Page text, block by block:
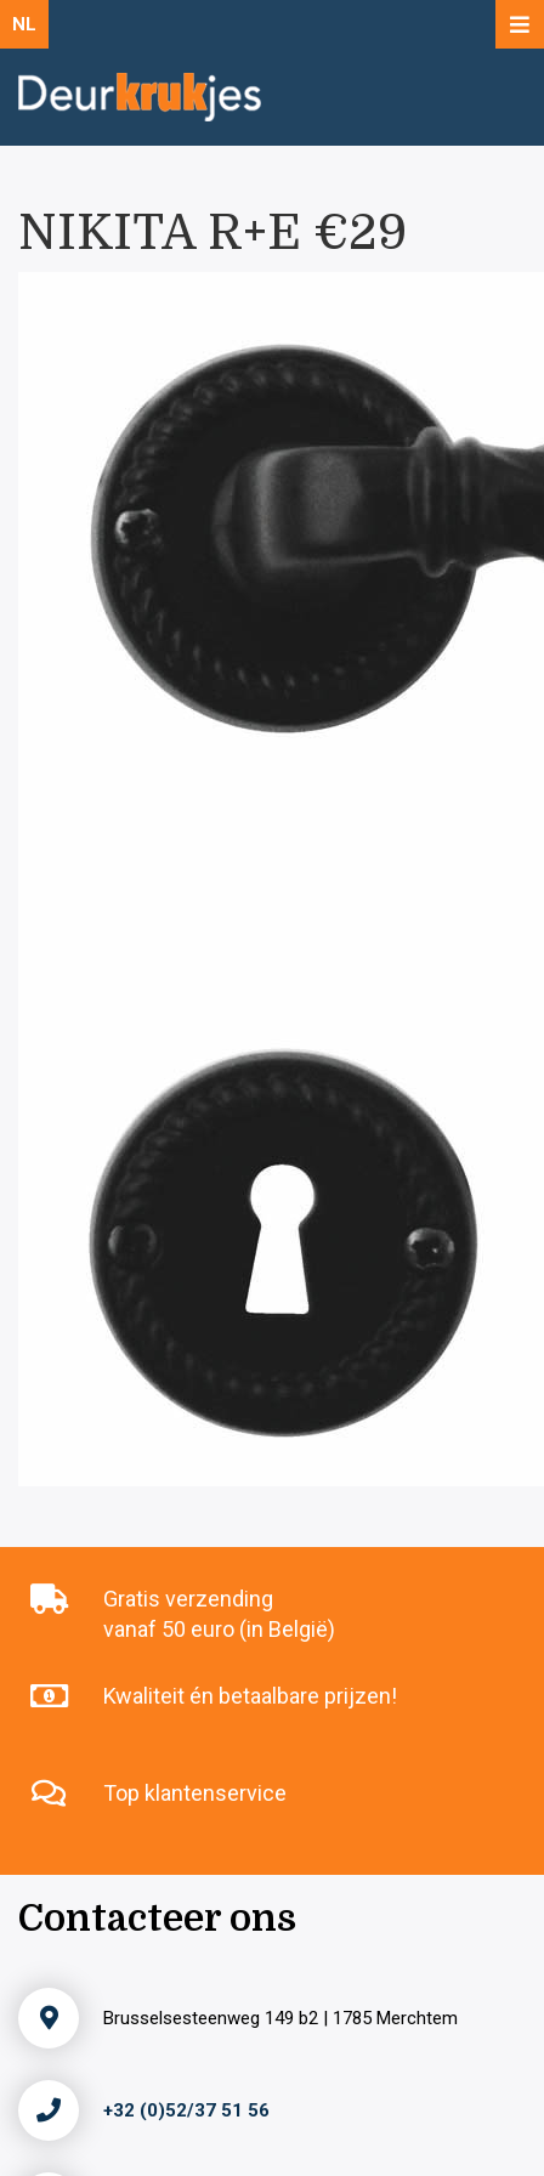
NL
NIKITA R+E €29
Gratis verzending
vanaf 50 euro (in België)
Kwaliteit én betaalbare prijzen!
Top klantenservice
Contacteer ons
Brusselsesteenweg 149 b2 | 1785 Merchtem
+32 (0)52/37 51 56